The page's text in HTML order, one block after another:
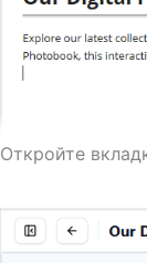
Откройте